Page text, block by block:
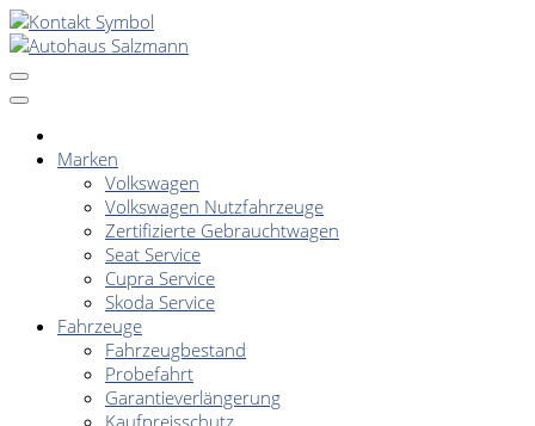
Marken
Volkswagen
Volkswagen Nutzfahrzeuge
Zertifizierte Gebrauchtwagen
Seat Service
Cupra Service
Skoda Service
Fahrzeuge
Fahrzeugbestand
Probefahrt
Garantieverlängerung
Kaufpreisschutz